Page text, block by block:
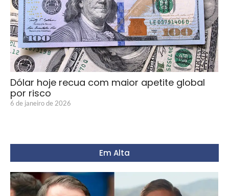
Dólar hoje recua com maior apetite global
por risco
6 de janeiro de 2026
Em Alta